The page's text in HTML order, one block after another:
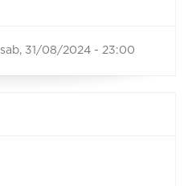
sab, 31/08/2024 - 23:00